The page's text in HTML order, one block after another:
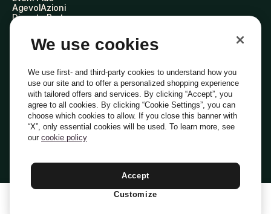
AgevolAzioni
Diventa Partner
Everli Shoppers
About Us
Everli News
Domande frequenti
Lavora con noi
Diventa Shopper
Investitori
PrivacyCookiePreferenze Cookie
Termini e CondizioniCodice Etico
Indirizzo PEC: everli@pec.it - indirizzo DPO: dpo@everli.com
Italiano
We use cookies
We use first- and third-party cookies to understand how you
use our site and to offer a personalized shopping experience
with tailored offers and services. By clicking “Accept”, you
agree to all cookies. By clicking “Cookie Settings”, you can
choose which cookies to allow. If you close this banner with
“X”, only essential cookies will be used. To learn more, see
our cookie policy
Accept
Customize